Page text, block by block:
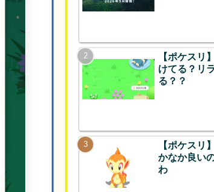
【ポケスリ
けてる？リ
る？？
【ポケスリ
かなか良い
わ